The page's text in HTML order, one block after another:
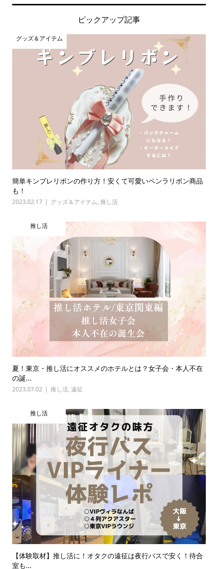
ピックアップ記事
グッズ＆アイテム
簡単キンブレリボンの作り方！安くて可愛いペンラリボン商品
も！
2023.02.17 グッズ＆アイテム, 推し活
推し活
夏！東京・推し活にオススメのホテルとは？女子会・本人不在
の誕...
2023.07.02 推し活, 遠征
推し活
【体験取材】推し活に！オタクの遠征は夜行バスで安く！待合
室も...